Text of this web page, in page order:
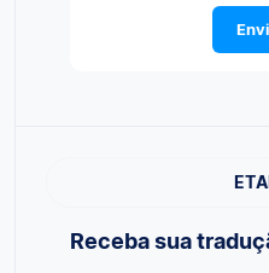
Receba sua